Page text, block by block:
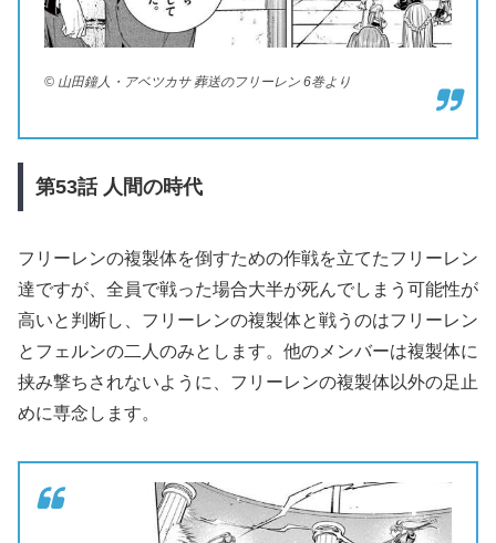
© 山田鐘人・アベツカサ 葬送のフリーレン 6巻より
第53話 人間の時代
フリーレンの複製体を倒すための作戦を立てたフリーレン
達ですが、全員で戦った場合大半が死んでしまう可能性が
高いと判断し、フリーレンの複製体と戦うのはフリーレン
とフェルンの二人のみとします。他のメンバーは複製体に
挟み撃ちされないように、フリーレンの複製体以外の足止
めに専念します。